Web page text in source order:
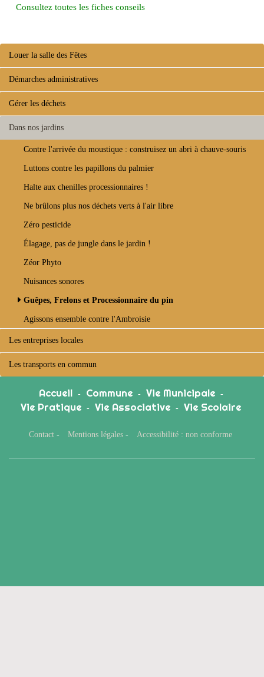
Consultez toutes les fiches conseils
Louer la salle des Fêtes
Démarches administratives
Gérer les déchets
Dans nos jardins
Contre l'arrivée du moustique : construisez un abri à chauve-souris
Luttons contre les papillons du palmier
Halte aux chenilles processionnaires !
Ne brûlons plus nos déchets verts à l'air libre
Zéro pesticide
Élagage, pas de jungle dans le jardin !
Zéor Phyto
Nuisances sonores
Guêpes, Frelons et Processionnaire du pin
Agissons ensemble contre l'Ambroisie
Les entreprises locales
Les transports en commun
Accueil - Commune - Vie Municipale -
Vie Pratique - Vie Associative - Vie Scolaire
Contact - Mentions légales - Accessibilité : non conforme